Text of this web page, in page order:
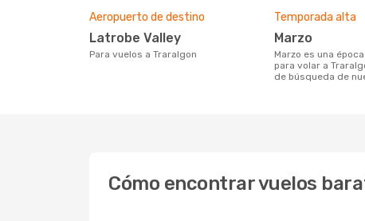
Aeropuerto de destino
Latrobe Valley
Para vuelos a Traralgon
Temporada alta
marzo
marzo es una época muy concurrida
para volar a
de búsqueda de
Cómo encontrar vuelos